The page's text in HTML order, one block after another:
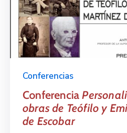
Conferencias
Conferencia
obras de Teófilo y
de Escobar